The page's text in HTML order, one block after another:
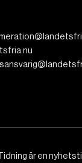
Tidning är en